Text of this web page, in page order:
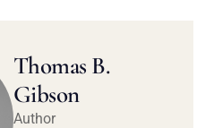
Thomas B.
Gibson
Author